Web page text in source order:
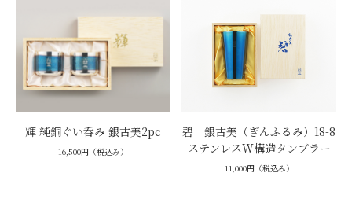
輝 純銅ぐい呑み 銀古美2pc
16,500円（税込み）
碧 銀古美（ぎんふるみ）18-8
ステンレスW構造タンブラー
11,000円（税込み）